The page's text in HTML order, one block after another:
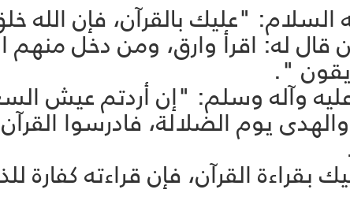
السلام: "عليك بالقرآن، فإن الله
قال له: اقرأ وارق، ومن دخل
".
وآله وسلم: "إن أردتم عيش
يوم الضلالة، فادرسوا
بقراءة القرآن، فإن قراءته كفارة